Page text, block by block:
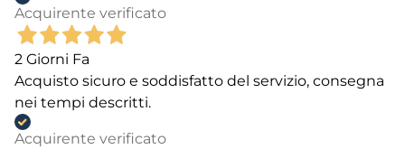
Acquirente verificato
2 Giorni Fa
Acquisto sicuro e soddisfatto del servizio, consegna
nei tempi descritti.
Acquirente verificato